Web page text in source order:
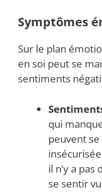
Symptômes
Sur le plan
en soi peut se
sentiments
qui
peuvent
il n’y a
se sentir